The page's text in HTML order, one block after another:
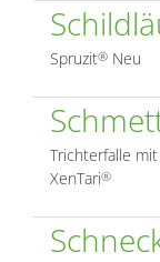
Spruzit®Neu
Trichterfalle
XenTari®